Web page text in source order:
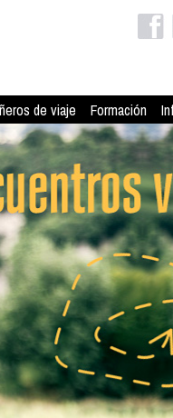
de viaje Formación